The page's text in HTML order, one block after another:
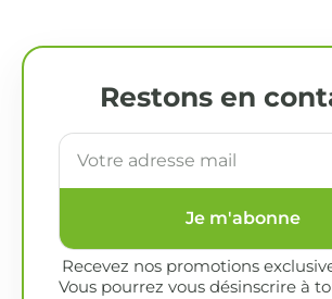
Restons en
Je m'abonne
Recevez nos promotions
Vous pourrez vous désinscrire à